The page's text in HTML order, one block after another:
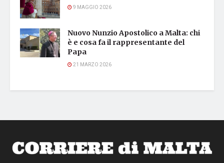
9 MAGGIO 2026
Nuovo Nunzio Apostolico a Malta: chi
è e cosa fa il rappresentante del
Papa
21 MARZO 2026